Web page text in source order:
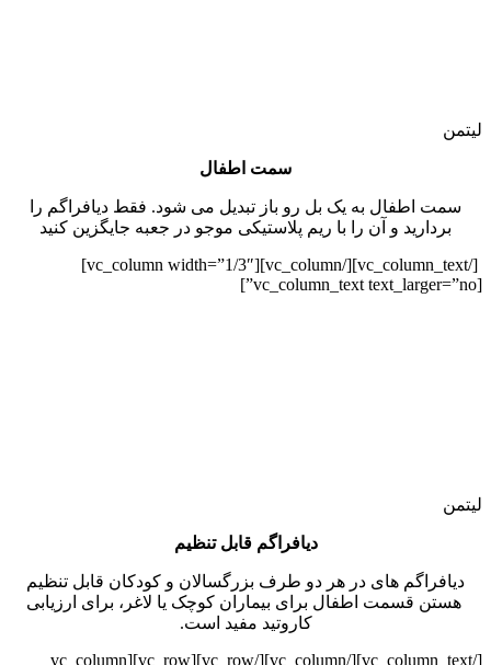
لیتمن
سمت اطفال
سمت اطفال به یک بل رو باز تبدیل می شود. فقط دیافراگم را
بردارید و آن را با ریم پلاستیکی موجو در جعبه جایگزین کنید
[/vc_column_text][/vc_column][vc_column width=”1/3″]
[vc_column_text text_larger=”no”]
لیتمن
دیافراگم قابل تنظیم
دیافراگم های در هر دو طرف بزرگسالان و کودکان قابل تنظیم
هستن قسمت اطفال برای بیماران کوچک یا لاغر، برای ارزیابی
کاروتید مفید است.
[/vc_column_text][/vc_column][/vc_row][vc_row][vc_column